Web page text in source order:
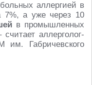
аллергией в
7%, а уже через 10
в промышленных
аллерголог-
им. Габричевского